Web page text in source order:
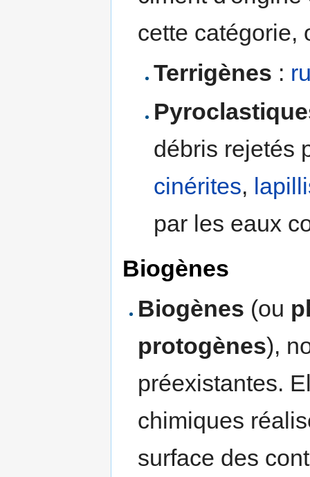
cette catégorie,
Terrigènes :
débris rejetés
cinérites,
par les eaux
Biogènes
Biogènes (ou
protogènes),
préexistantes.
chimiques
surface des